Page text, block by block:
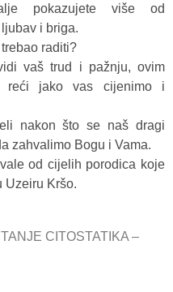
pokazujete više od
i briga.
raditi?
vaš trud i pažnju, ovim
reći jako vas cijenimo i
nakon što se naš dragi
zahvalimo Bogu i Vama.
od cijelih porodica koje
Uzeiru Kršo.
CITOSTATIKA –